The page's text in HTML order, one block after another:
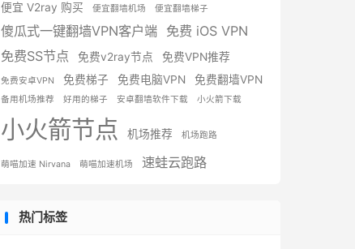
便宜 V2ray 购买 便宜翻墙机场 便宜翻墙梯子
傻瓜式一键翻墙VPN客户端 免费 iOS VPN
免费SS节点
免费v2ray节点 免费VPN推荐
免费安卓VPN 免费梯子 免费电脑VPN 免费翻墙VPN
备用机场推荐 好用的梯子 安卓翻墙软件下载 小火箭下载
小火箭节点 机场推荐 机场跑路
萌喵加速 Nirvana 萌喵加速机场 速蛙云跑路
热门标签